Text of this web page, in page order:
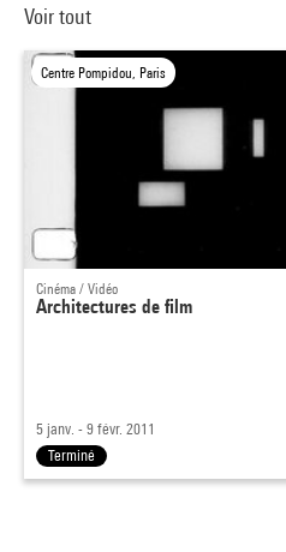
Voir tout
Centre Pompidou, Paris
Cinéma / Vidéo
Architectures de film
5 janv. - 9 févr. 2011
Terminé